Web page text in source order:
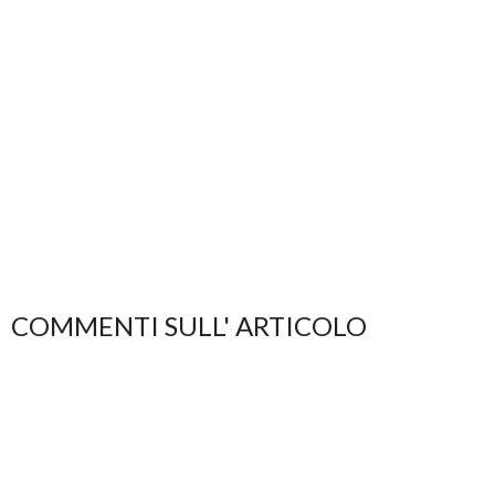
COMMENTI SULL' ARTICOLO